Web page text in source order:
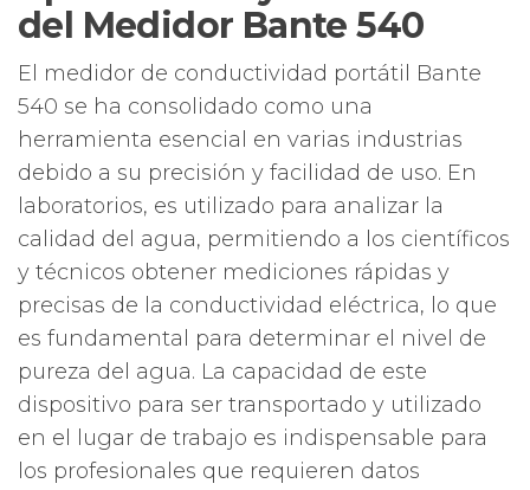
del Medidor Bante 540
El medidor de conductividad portátil Bante
540 se ha consolidado como una
herramienta esencial en varias industrias
debido a su precisión y facilidad de uso. En
laboratorios, es utilizado para analizar la
calidad del agua, permitiendo a los científicos
y técnicos obtener mediciones rápidas y
precisas de la conductividad eléctrica, lo que
es fundamental para determinar el nivel de
pureza del agua. La capacidad de este
dispositivo para ser transportado y utilizado
en el lugar de trabajo es indispensable para
los profesionales que requieren datos